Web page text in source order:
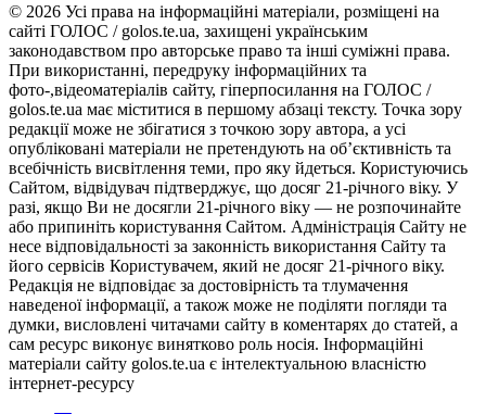
© 2026 Усі права на інформаційні матеріали, розміщені на
сайті ГОЛОС / golos.te.ua, захищені українським
законодавством про авторське право та інші суміжні права.
При використанні, передруку інформаційних та
фото-,відеоматеріалів сайту, гіперпосилання на ГОЛОС /
golos.te.ua має міститися в першому абзаці тексту. Точка зору
редакції може не збігатися з точкою зору автора, а усі
опубліковані матеріали не претендують на об’єктивність та
всебічність висвітлення теми, про яку йдеться. Користуючись
Сайтом, відвідувач підтверджує, що досяг 21-річного віку. У
разі, якщо Ви не досягли 21-річного віку — не розпочинайте
або припиніть користування Сайтом. Адміністрація Сайту не
несе відповідальності за законність використання Сайту та
його сервісів Користувачем, який не досяг 21-річного віку.
Редакція не відповідає за достовірність та тлумачення
наведеної інформації, а також може не поділяти погляди та
думки, висловлені читачами сайту в коментарях до статей, а
сам ресурс виконує винятково роль носія. Інформаційні
матеріали сайту golos.te.ua є інтелектуальною власністю
інтернет-ресурсу